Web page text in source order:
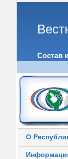
Состав
О